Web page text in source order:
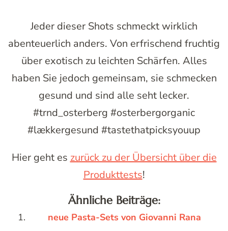
Jeder dieser Shots schmeckt wirklich
abenteuerlich anders. Von erfrischend fruchtig
über exotisch zu leichten Schärfen. Alles
haben Sie jedoch gemeinsam, sie schmecken
gesund und sind alle seht lecker.
#trnd_osterberg #osterbergorganic
#lækkergesund #tastethatpicksyouup
Hier geht es zurück zu der Übersicht über die
Produkttests!
Ähnliche Beiträge:
neue Pasta-Sets von Giovanni Rana